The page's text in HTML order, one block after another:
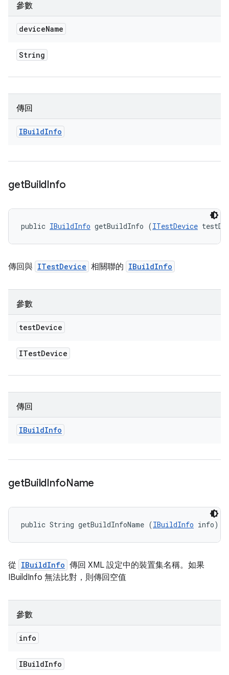
參數
deviceName
String
傳回
IBuildInfo
getBuildInfo
public IBuildInfo getBuildInfo (ITestDevice
傳回與 ITestDevice 相關聯的 IBuildInfo
參數
testDevice
ITestDevice
傳回
IBuildInfo
getBuildInfoName
public String getBuildInfoName (IBuildInfo info)
從 IBuildInfo 傳回 XML 設定中的裝置集名稱。如果
IBuildInfo 無法比對，則傳回空值
參數
info
IBuildInfo